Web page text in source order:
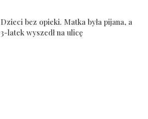
Dzieci bez opieki. Matka była pijana, a
3-latek wyszedł na ulicę